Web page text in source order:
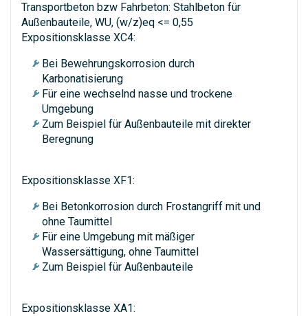
Transportbeton bzw Fahrbeton: Stahlbeton für
Außenbauteile, WU, (w/z)eq <= 0,55
Expositionsklasse XC4:
Bei Bewehrungskorrosion durch
Karbonatisierung
Für eine wechselnd nasse und trockene
Umgebung
Zum Beispiel für Außenbauteile mit direkter
Beregnung
Expositionsklasse XF1:
Bei Betonkorrosion durch Frostangriff mit und
ohne Taumittel
Für eine Umgebung mit mäßiger
Wassersättigung, ohne Taumittel
Zum Beispiel für Außenbauteile
Expositionsklasse XA1: